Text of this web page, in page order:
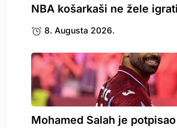
NBA košarkaši ne žele
8. Augusta 2026.
Mohamed Salah je